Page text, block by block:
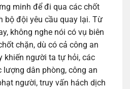
minh để đi qua các chốt
bộ đội yêu cầu quay lại. Từ
không nghe nói có vụ biên
chặn, dù có cả công an
khiến người ta tự hỏi, các
dân phòng, công an
người, truy vấn hách dịch